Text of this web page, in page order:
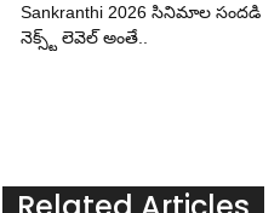
Sankranthi 2026 సినిమాల సందడి
నెక్స్ట్ లెవెల్ అంతే..